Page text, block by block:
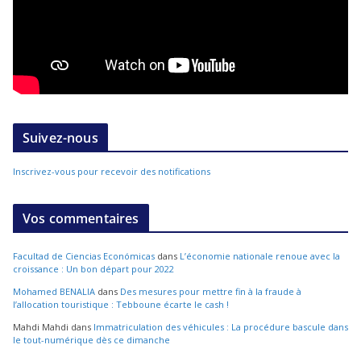
Suivez-nous
Inscrivez-vous pour recevoir des notifications
Vos commentaires
Facultad de Ciencias Económicas dans L’économie nationale renoue avec la
croissance : Un bon départ pour 2022
Mohamed BENALIA dans Des mesures pour mettre fin à la fraude à
l’allocation touristique : Tebboune écarte le cash !
Mahdi Mahdi dans Immatriculation des véhicules : La procédure bascule dans
le tout-numérique dès ce dimanche